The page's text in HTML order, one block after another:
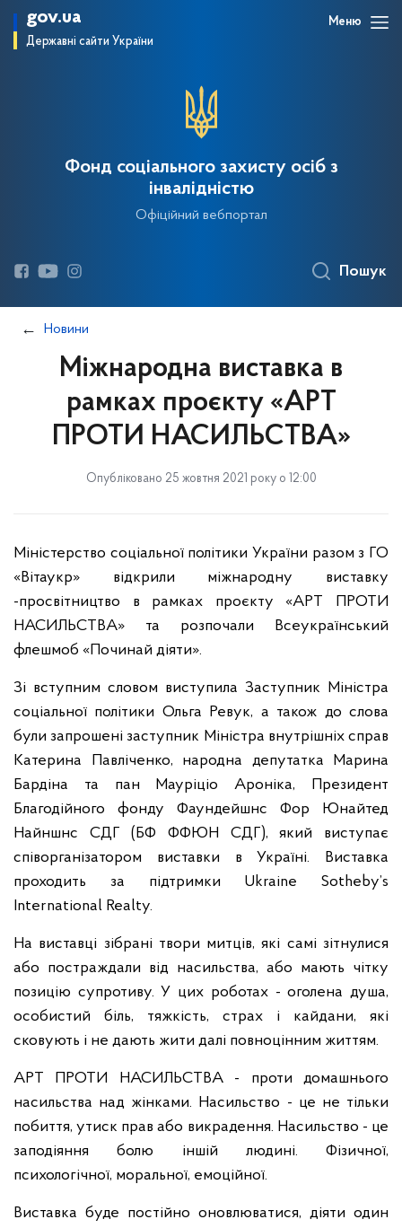
gov.ua
Державні сайти України
Меню
Фонд соціального захисту осіб з
інвалідністю
Офіційний вебпортал
Пошук
Новини
Міжнародна виставка в
рамках проєкту «АРТ
ПРОТИ НАСИЛЬСТВА»
Опубліковано 25 жовтня 2021 року о 12:00
Міністерство соціальної політики України разом з ГО
«Вітаукр» відкрили міжнародну виставку
-просвітництво в рамках проєкту «АРТ ПРОТИ
НАСИЛЬСТВА» та розпочали Всеукраїнський
флешмоб «Починай діяти».
Зі вступним словом виступила Заступник Міністра
соціальної політики Ольга Ревук, а також до слова
були запрошені заступник Міністра внутрішніх справ
Катерина Павліченко, народна депутатка Марина
Бардіна та пан Мауріціо Ароніка, Президент
Благодійного фонду Фаундейшнс Фор Юнайтед
Найншнс СДГ (БФ ФФЮН СДГ), який виступає
співорганізатором виставки в Україні. Виставка
проходить за підтримки Ukraine Sotheby’s
International Realty.
На виставці зібрані твори митців, які самі зітнулися
або постраждали від насильства, або мають чітку
позицію супротиву. У цих роботах - оголена душа,
особистий біль, тяжкість, страх і кайдани, які
сковують і не дають жити далі повноцінним життям.
АРТ ПРОТИ НАСИЛЬСТВА - проти домашнього
насильства над жінками. Насильство - це не тільки
побиття, утиск прав або викрадення. Насильство - це
заподіяння болю іншій людині. Фізичної,
психологічної, моральної, емоційної.
Виставка буде постійно оновлюватися, діяти один